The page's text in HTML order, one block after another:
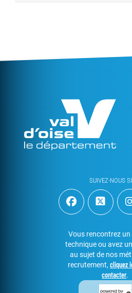
SUIVEZ-NOUS
Vous rencontrez
technique ou avez
au sujet de nos
recrutement, cliquez
contacter.